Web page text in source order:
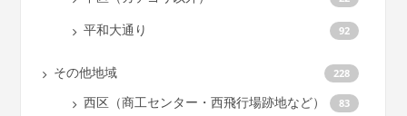
平和大通り 92
その他地域 228
西区（商工センター・西飛行場跡地など） 83